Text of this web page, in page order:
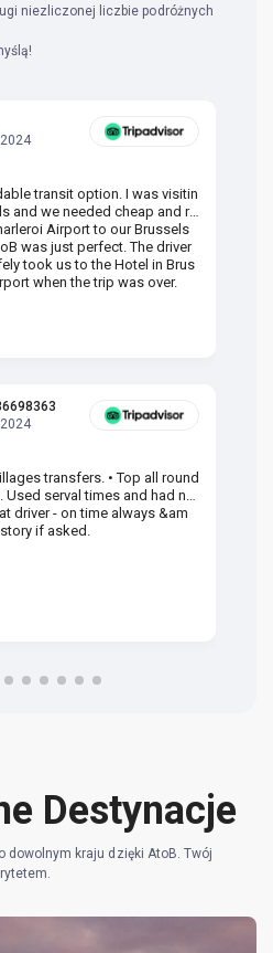
niezliczonej liczbie podróżnych
transit option. I was visitin
and we needed cheap and re
Airport to our Brussels
was just perfect. The driver
took us to the Hotel in Brus
when the trip was over.
transfers. • Top all round
serval times and had no
driver - on time always &am
if asked.
Destynacje
dowolnym kraju dzięki AtoB. Twój